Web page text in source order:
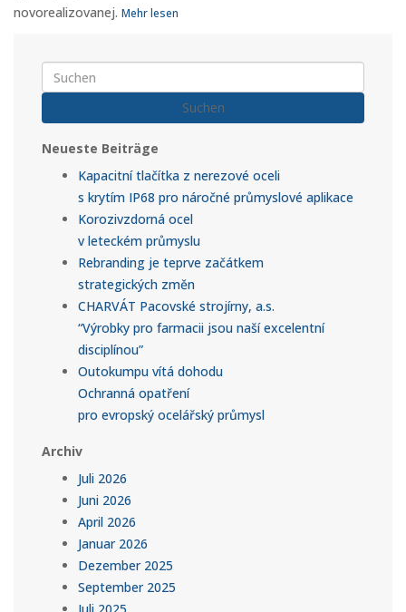
novorealizovanej. Mehr lesen
Suchen
Neueste Beiträge
Kapacitní tlačítka z nerezové oceli
s krytím IP68 pro náročné průmyslové aplikace
Korozivzdorná ocel
v leteckém průmyslu
Rebranding je teprve začátkem
strategických změn
CHARVÁT Pacovské strojírny, a.s.
“Výrobky pro farmacii jsou naší excelentní
disciplínou”
Outokumpu vítá dohodu
Ochranná opatření
pro evropský ocelářský průmysl
Archiv
Juli 2026
Juni 2026
April 2026
Januar 2026
Dezember 2025
September 2025